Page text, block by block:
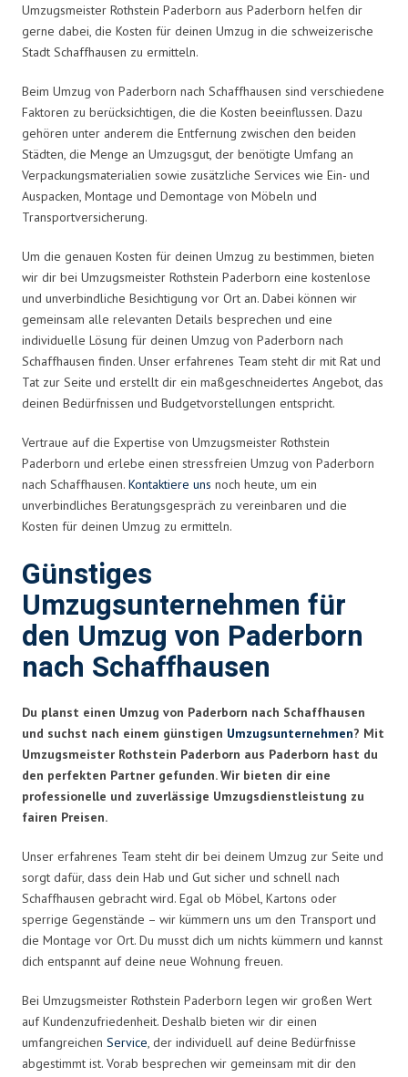
Umzugsmeister Rothstein Paderborn aus Paderborn helfen dir
gerne dabei, die Kosten für deinen Umzug in die schweizerische
Stadt Schaffhausen zu ermitteln.
Beim Umzug von Paderborn nach Schaffhausen sind verschiedene
Faktoren zu berücksichtigen, die die Kosten beeinflussen. Dazu
gehören unter anderem die Entfernung zwischen den beiden
Städten, die Menge an Umzugsgut, der benötigte Umfang an
Verpackungsmaterialien sowie zusätzliche Services wie Ein- und
Auspacken, Montage und Demontage von Möbeln und
Transportversicherung.
Um die genauen Kosten für deinen Umzug zu bestimmen, bieten
wir dir bei Umzugsmeister Rothstein Paderborn eine kostenlose
und unverbindliche Besichtigung vor Ort an. Dabei können wir
gemeinsam alle relevanten Details besprechen und eine
individuelle Lösung für deinen Umzug von Paderborn nach
Schaffhausen finden. Unser erfahrenes Team steht dir mit Rat und
Tat zur Seite und erstellt dir ein maßgeschneidertes Angebot, das
deinen Bedürfnissen und Budgetvorstellungen entspricht.
Vertraue auf die Expertise von Umzugsmeister Rothstein
Paderborn und erlebe einen stressfreien Umzug von Paderborn
nach Schaffhausen. Kontaktiere uns noch heute, um ein
unverbindliches Beratungsgespräch zu vereinbaren und die
Kosten für deinen Umzug zu ermitteln.
Günstiges
Umzugsunternehmen für
den Umzug von Paderborn
nach Schaffhausen
Du planst einen Umzug von Paderborn nach Schaffhausen
und suchst nach einem günstigen Umzugsunternehmen? Mit
Umzugsmeister Rothstein Paderborn aus Paderborn hast du
den perfekten Partner gefunden. Wir bieten dir eine
professionelle und zuverlässige Umzugsdienstleistung zu
fairen Preisen.
Unser erfahrenes Team steht dir bei deinem Umzug zur Seite und
sorgt dafür, dass dein Hab und Gut sicher und schnell nach
Schaffhausen gebracht wird. Egal ob Möbel, Kartons oder
sperrige Gegenstände – wir kümmern uns um den Transport und
die Montage vor Ort. Du musst dich um nichts kümmern und kannst
dich entspannt auf deine neue Wohnung freuen.
Bei Umzugsmeister Rothstein Paderborn legen wir großen Wert
auf Kundenzufriedenheit. Deshalb bieten wir dir einen
umfangreichen Service, der individuell auf deine Bedürfnisse
abgestimmt ist. Vorab besprechen wir gemeinsam mit dir den